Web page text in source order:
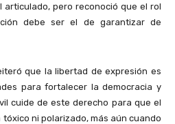
articulado, pero reconoció que el rol
debe ser el de garantizar de
que la libertad de expresión es
para fortalecer la democracia y
cuide de este derecho para que el
ni polarizado, más aún cuando